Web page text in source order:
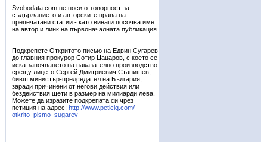
Svobodata.com не носи отговорност за
съдържанието и авторските права на
препечатани статии - като винаги посочва име
на автор и линк на първоначалната публикация.
Подкрепете Откритото писмо на Едвин Сугарев
до главния прокурор Сотир Цацаров, с което се
иска започването на наказателно производство
срещу лицето Сергей Дмитриевич Станишев,
бивш министър-председател на България,
заради причинени от негови действия или
бездействия щети в размер на милиарди лева.
Можете да изразите подкрепата си чрез
петиция на адрес: http://www.peticiq.com/
otkrito_pismo_sugarev